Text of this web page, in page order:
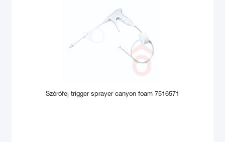
Szórófej trigger sprayer canyon foam 7516571